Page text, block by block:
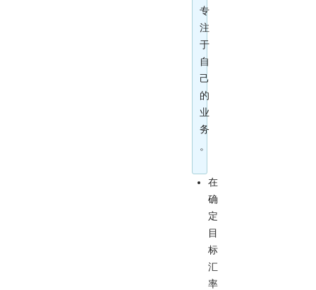
专
注
于
自
己
的
业
务
。
在
确
定
目
标
汇
率